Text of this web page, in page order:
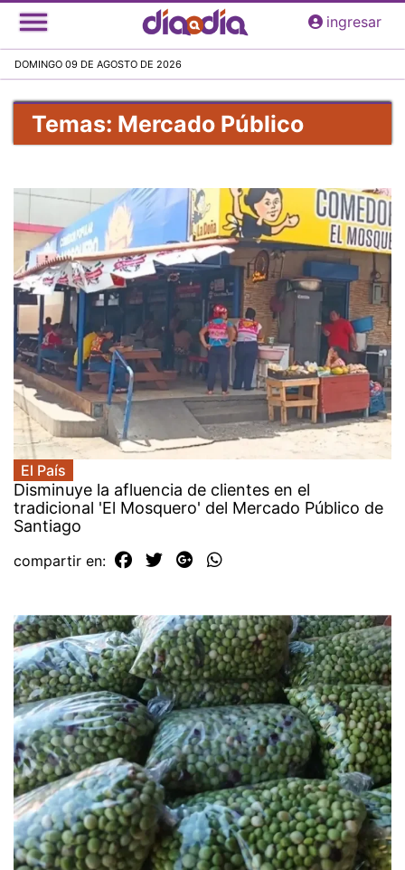
Pasar
al
principal
ingresar
DOMINGO 09 DE AGOSTO DE 2026
Temas: Mercado Público
El País
Disminuye la afluencia de clientes en el
tradicional 'El Mosquero' del Mercado Público de
Santiago
compartir en: